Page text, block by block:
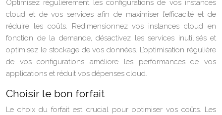
Optimisez régulièrement les configurations de vos instances
cloud et de vos services afin de maximiser l’efficacité et de
réduire les coûts. Redimensionnez vos instances cloud en
fonction de la demande, désactivez les services inutilisés et
optimisez le stockage de vos données. L’optimisation régulière
de vos configurations améliore les performances de vos
applications et réduit vos dépenses cloud.
Choisir le bon forfait
Le choix du forfait est crucial pour optimiser vos coûts. Les